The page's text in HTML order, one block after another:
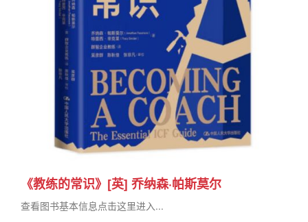
《教练的常识》[英] 乔纳森·帕斯莫尔
查看图书基本信息点击这里进入...